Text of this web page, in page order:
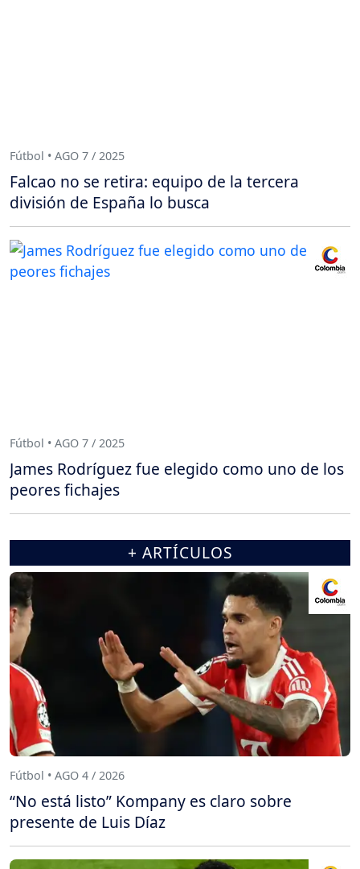
Fútbol • AGO 7 / 2025
Falcao no se retira: equipo de la tercera
división de España lo busca
Fútbol • AGO 7 / 2025
James Rodríguez fue elegido como uno de los
peores fichajes
+ ARTÍCULOS
Fútbol • AGO 4 / 2026
“No está listo” Kompany es claro sobre
presente de Luis Díaz